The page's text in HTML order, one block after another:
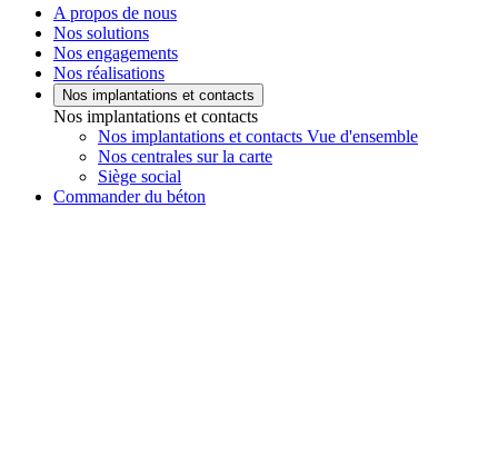
A propos de nous
Nos solutions
Nos engagements
Nos réalisations
Nos implantations et contacts
Nos implantations et contacts
Nos implantations et contacts Vue d'ensemble
Nos centrales sur la carte
Siège social
Commander du béton